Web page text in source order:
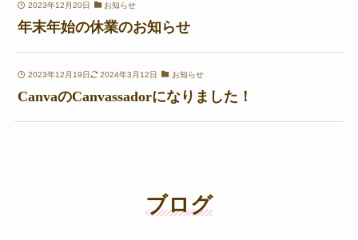
2023年12月20日 お知らせ
年末年始の休業のお知らせ
2023年12月19日 2024年3月12日 お知らせ
CanvaのCanvassadorになりました！
ブログ